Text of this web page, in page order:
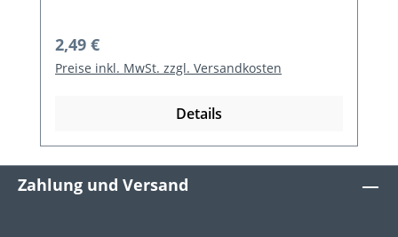
Regulärer Preis:
2,49 €
Preise inkl. MwSt. zzgl. Versandkosten
Details
Zahlung und Versand